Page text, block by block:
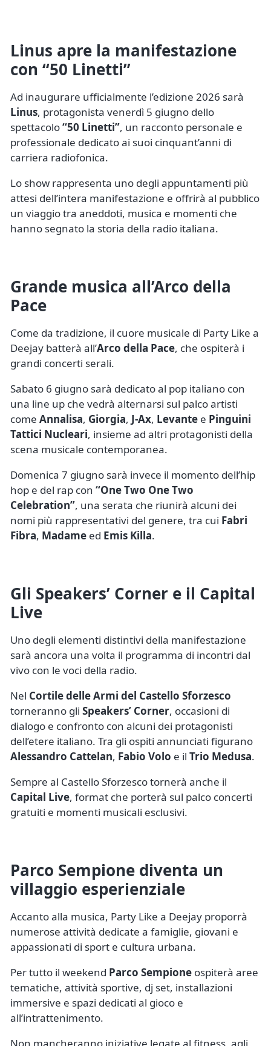
Linus apre la manifestazione
con “50 Linetti”
Ad inaugurare ufficialmente l’edizione 2026 sarà
Linus, protagonista venerdì 5 giugno dello
spettacolo“50 Linetti”, un racconto personale e
professionale dedicato ai suoi cinquant’anni di
carriera radiofonica.
Lo show rappresenta uno degli appuntamenti più
attesi dell’intera manifestazione e offrirà al pubblico
un viaggio tra aneddoti, musica e momenti che
hanno segnato la storia della radio italiana.
Grande musica all’Arco della
Pace
Come da tradizione, il cuore musicale di Party Like a
Deejay batterà all’Arco della Pace, che ospiterà i
grandi concerti serali.
Sabato 6 giugno sarà dedicato al pop italiano con
una line up che vedrà alternarsi sul palco artisti
come Annalisa, Giorgia, J-Ax, Levante e Pinguini
Tattici Nucleari, insieme ad altri protagonisti della
scena musicale contemporanea.
Domenica 7 giugno sarà invece il momento dell’hip
hop e del rap con “One Two One Two
Celebration”, una serata che riunirà alcuni dei
nomi più rappresentativi del genere, tra cui Fabri
Fibra, Madame ed Emis Killa.
Gli Speakers’ Corner e il Capital
Live
Uno degli elementi distintivi della manifestazione
sarà ancora una volta il programma di incontri dal
vivo con le voci della radio.
Nel Cortile delle Armi del Castello Sforzesco
torneranno gli Speakers’ Corner, occasioni di
dialogo e confronto con alcuni dei protagonisti
dell’etere italiano. Tra gli ospiti annunciati figurano
Alessandro Cattelan, Fabio Volo e il Trio Medusa.
Sempre al Castello Sforzesco tornerà anche il
Capital Live, format che porterà sul palco concerti
gratuiti e momenti musicali esclusivi.
Parco Sempione diventa un
villaggio esperienziale
Accanto alla musica, Party Like a Deejay proporrà
numerose attività dedicate a famiglie, giovani e
appassionati di sport e cultura urbana.
Per tutto il weekend Parco Sempione ospiterà aree
tematiche, attività sportive, dj set, installazioni
immersive e spazi dedicati al gioco e
all’intrattenimento.
Non mancheranno iniziative legate al fitness, agli